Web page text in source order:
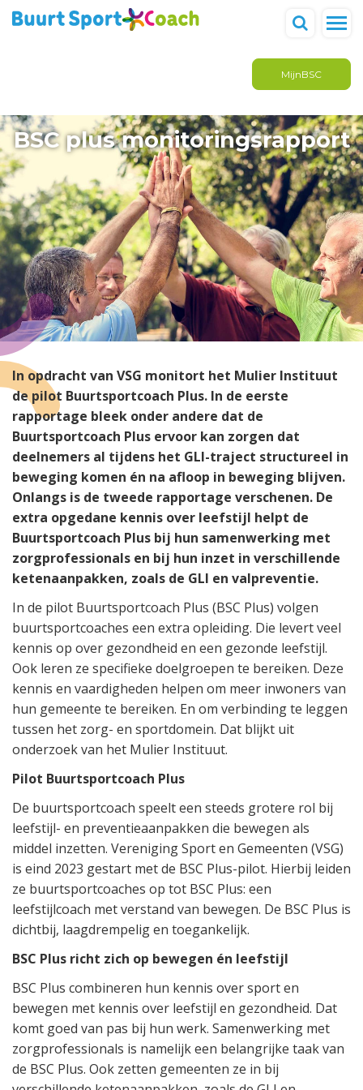
MijnBSC
BSC plus monitoringsrapport
In opdracht van VSG monitort het Mulier Instituut
de pilot Buurtsportcoach Plus. In de eerste
rapportage bleek onder andere dat de
Buurtsportcoach Plus ervoor kan zorgen dat
deelnemers al tijdens het GLI-traject structureel in
beweging komen én na afloop in beweging blijven.
Onlangs is de tweede rapportage verschenen. De
extra opgedane kennis over leefstijl helpt de
Buurtsportcoach Plus bij hun samenwerking met
zorgprofessionals en bij hun inzet in verschillende
ketenaanpakken, zoals de GLI en valpreventie.
In de pilot Buurtsportcoach Plus (BSC Plus) volgen
buurtsportcoaches een extra opleiding. Die levert veel
kennis op over gezondheid en een gezonde leefstijl.
Ook leren ze specifieke doelgroepen te bereiken. Deze
kennis en vaardigheden helpen om meer inwoners van
hun gemeente te bereiken. En om verbinding te leggen
tussen het zorg- en sportdomein. Dat blijkt uit
onderzoek van het Mulier Instituut.
Pilot Buurtsportcoach Plus
De buurtsportcoach speelt een steeds grotere rol bij
leefstijl- en preventieaanpakken die bewegen als
middel inzetten. Vereniging Sport en Gemeenten (VSG)
is eind 2023 gestart met de BSC Plus-pilot. Hierbij leiden
ze buurtsportcoaches op tot BSC Plus: een
leefstijlcoach met verstand van bewegen. De BSC Plus is
dichtbij, laagdrempelig en toegankelijk.
BSC Plus richt zich op bewegen én leefstijl
BSC Plus combineren hun kennis over sport en
bewegen met kennis over leefstijl en gezondheid. Dat
komt goed van pas bij hun werk. Samenwerking met
zorgprofessionals is namelijk een belangrijke taak van
de BSC Plus. Ook zetten gemeenten ze in bij